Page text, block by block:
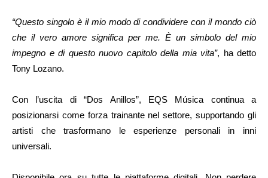
“Questo singolo è il mio modo di condividere con il mondo ciò
che il vero amore significa per me. È un simbolo del mio
impegno e di questo nuovo capitolo della mia vita”, ha detto
Tony Lozano.
Con l’uscita di “Dos Anillos”, EQS Música continua a
posizionarsi come forza trainante nel settore, supportando gli
artisti che trasformano le esperienze personali in inni
universali.